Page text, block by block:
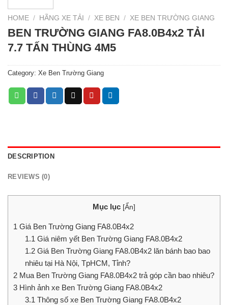
HOME / HÃNG XE TẢI / XE BEN / XE BEN TRƯỜNG GIANG
BEN TRƯỜNG GIANG FA8.0B4x2 TẢI
7.7 TẤN THÙNG 4M5
Category: Xe Ben Trường Giang
DESCRIPTION
REVIEWS (0)
Mục lục [Ẩn]
1 Giá Ben Trường Giang FA8.0B4x2
1.1Giá niêm yết Ben Trường Giang FA8.0B4x2
1.2Giá Ben Trường Giang FA8.0B4x2 lăn bánh bao bao
nhiêu tại Hà Nội, TpHCM, Tỉnh?
2 Mua Ben Trường Giang FA8.0B4x2 trả góp cần bao nhiêu?
3 Hình ảnh xe Ben Trường Giang FA8.0B4x2
3.1Thông số xe Ben Trường Giang FA8.0B4x2